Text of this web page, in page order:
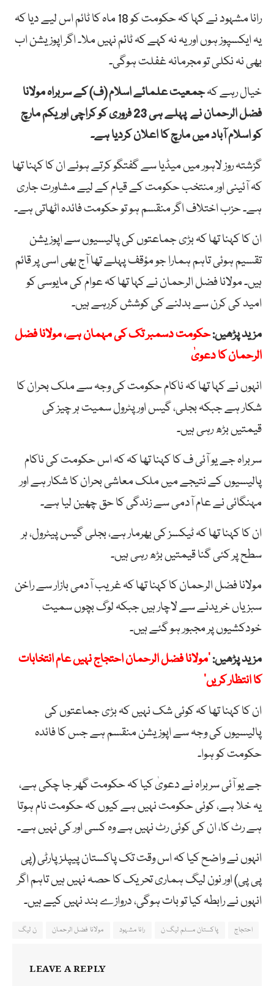
رانا مشہود نے کہا کہ حکومت کو 18 ماہ کا ٹائم اس لیے دیا کہ
یہ ایکسپوز ہوں اور یہ نہ کہے کہ ٹائم نہیں ملا۔ اگر اپوزیشن اب
بھی نہ نکلی تو مجرمانہ غفلت ہوگی۔
خیال رہے کہجمعیت علمائے اسلام (ف) کے سربراہ مولانا
فضل الرحمان نے پہلے ہی 23 فروری کو کراچی اور یکم مارچ
کو اسلام آباد میں مارچ کا اعلان کردیا ہے۔
گزشتہ روز لاہور میں میڈیا سے گفتگو کرتے ہوئے ان کا کہنا تھا
کہ آئینی اور منتخب حکومت کے قیام کے لیے مشاورت جاری
ہے۔ حزب اختلاف اگر منقسم ہو تو حکومت فائدہ اٹھاتی ہے۔
ان کا کہنا تھا کہ بڑی جماعتوں کی پالیسیوں سے اپوزیشن
تقسیم ہوئی تاہم ہمارا جو مؤقف پہلے تھا آج بھی اسی پر قائم
ہیں۔ مولانا فضل الرحمان نے کہا تھا کہ عوام کی مایوسی کو
امید کی کرن سے بدلنے کی کوشش کررہے ہیں۔
مزید پڑھیں:حکومت دسمبر تک کی مہمان ہے، مولانا فضل
الرحمان کا دعویٰ
انہوں نے کہا تھا کہ ناکام حکومت کی وجہ سے ملک بحران کا
شکار ہے جبکہ بجلی، گیس اور پٹرول سمیت ہر چیز کی
قیمتیں بڑھ رہی ہیں۔
سربراہ جے یو آئی ف کا کہنا تھا کہ کہ اس حکومت کی ناکام
پالیسیوں کے نتیجے میں ملک معاشی بحران کا شکار ہے اور
مہنگائی نے عام آدمی سے زندگی کا حق چھین لیا ہے۔
ان کا کہنا تھا کہ ٹیکسز کی بھرمار ہے، بجلی گیس پیٹرول، ہر
سطح پر کئی گنا قیمتیں بڑھ رہی ہیں۔
مولانا فضل الرحمان کا کہنا تھا کہ غریب آدمی بازار سے راخن
سبزیاں خریدنے سے لاچار ہیں جبکہ لوگ بچوں سمیت
خودکشیوں پر مجبور ہو گئے ہیں۔
مزید پڑھیں:’مولانا فضل الرحمان احتجاج نہیں عام انتخابات
کا انتظار کریں‘
ان کا کہنا تھا کہ کوئی شک نہیں کہ بڑی جماعتوں کی
پالیسیوں کی وجہ سے اپوزیشن منقسم ہے جس کا فائدہ
حکومت کو ہوا۔
جے یو آئی سربراہ نے دعویٰ کیا کہ حکومت گھر جا چکی ہے،
یہ خلا ہے، کوئی حکومت نہیں ہے کیوں کہ حکومت نام ہوتا
ہے رٹ کا، ان کی کوئی رٹ نہیں ہے وہ کسی اور کی نہیں ہے۔
انہوں نے واضح کیا کہ اس وقت تک پاکستان پیپلز پارٹی (پی
پی پی) اور نون لیگ ہماری تحریک کا حصہ نہیں ہیں تاہم اگر
انہوں نے رابطہ کیا تو بات ہوگی، دروازے بند نہیں کیے ہیں۔
احتجاج پاکستان مسلم لیگ ن رانا مشہود مولانا فضل الرحمان ن لیگ
LEAVE A REPLY